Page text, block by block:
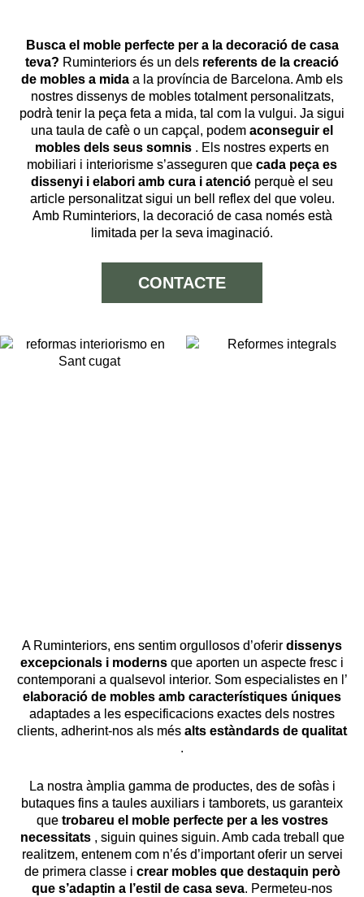
Busca el moble perfecte per a la decoració de casa
teva? Ruminteriors és un dels referents de la creació
de mobles a mida a la província de Barcelona. Amb els
nostres dissenys de mobles totalment personalitzats,
podrà tenir la peça feta a mida, tal com la vulgui. Ja sigui
una taula de cafè o un capçal, podem aconseguir el
mobles dels seus somnis . Els nostres experts en
mobiliari i interiorisme s’asseguren que cada peça es
dissenyi i elabori amb cura i atenció perquè el seu
article personalitzat sigui un bell reflex del que voleu.
Amb Ruminteriors, la decoració de casa només està
limitada per la seva imaginació.
CONTACTE
A Ruminteriors, ens sentim orgullosos d’oferir dissenys
excepcionals i moderns que aporten un aspecte fresc i
contemporani a qualsevol interior. Som especialistes en l’
elaboració de mobles amb característiques úniques
adaptades a les especificacions exactes dels nostres
clients, adherint-nos als més alts estàndards de qualitat
.
La nostra àmplia gamma de productes, des de sofàs i
butaques fins a taules auxiliars i tamborets, us garanteix
que trobareu el moble perfecte per a les vostres
necessitats, siguin quines siguin. Amb cada treball que
realitzem, entenem com n’és d’important oferir un servei
de primera classe i crear mobles que destaquin però
que s’adaptin a l’estil de casa seva. Permeteu-nos